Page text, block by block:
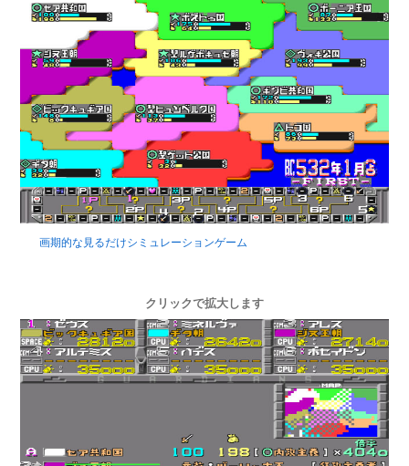
画期的な見るだけシミュレーションゲーム
クリックで拡大します